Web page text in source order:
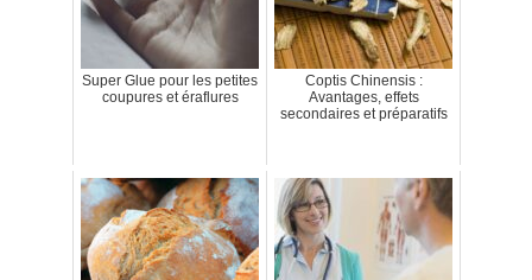
Super Glue pour les petites
coupures et éraflures
Coptis Chinensis :
Avantages, effets
secondaires et préparatifs